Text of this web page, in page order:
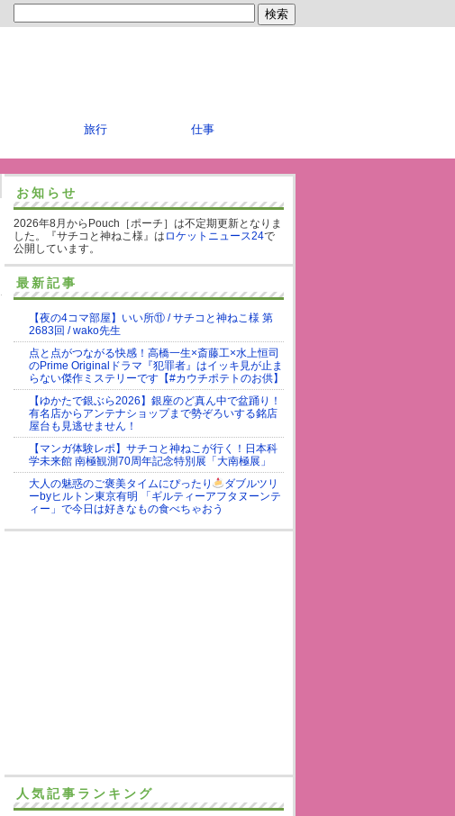
旅行 仕事
お知らせ
2026年8月からPouch［ポーチ］は不定期更新となりま
した。『サチコと神ねこ様』は ロケットニュース24で
公開しています。
最新記事
【夜の4コマ部屋】いい所⑪ / サチコと神ねこ様 第
2683回 / wako先生
点と点がつながる快感！高橋一生×斎藤工×水上恒司
のPrime Originalドラマ『犯罪者』はイッキ見が止ま
らない傑作ミステリーです【#カウチポテトのお供】
【ゆかたで銀ぶら2026】銀座のど真ん中で盆踊り！
有名店からアンテナショップまで勢ぞろいする銘店
屋台も見逃せません！
【マンガ体験レポ】サチコと神ねこが行く！日本科
学未来館 南極観測70周年記念特別展「大南極展」
大人の魅惑のご褒美タイムにぴったり
ダブルツリ
ーbyヒルトン東京有明 「ギルティーアフタヌーンテ
ィー」で今日は好きなもの食べちゃおう
人気記事ランキング